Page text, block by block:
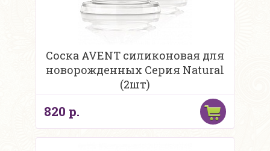
Соска AVENT силиконовая для
новорожденных Серия Natural
(2шт)
820 р.